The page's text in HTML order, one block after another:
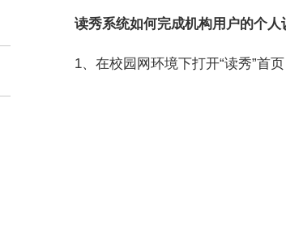
读秀系统如何完成机构用户的个人
1、在校园网环境下打开“读秀”首